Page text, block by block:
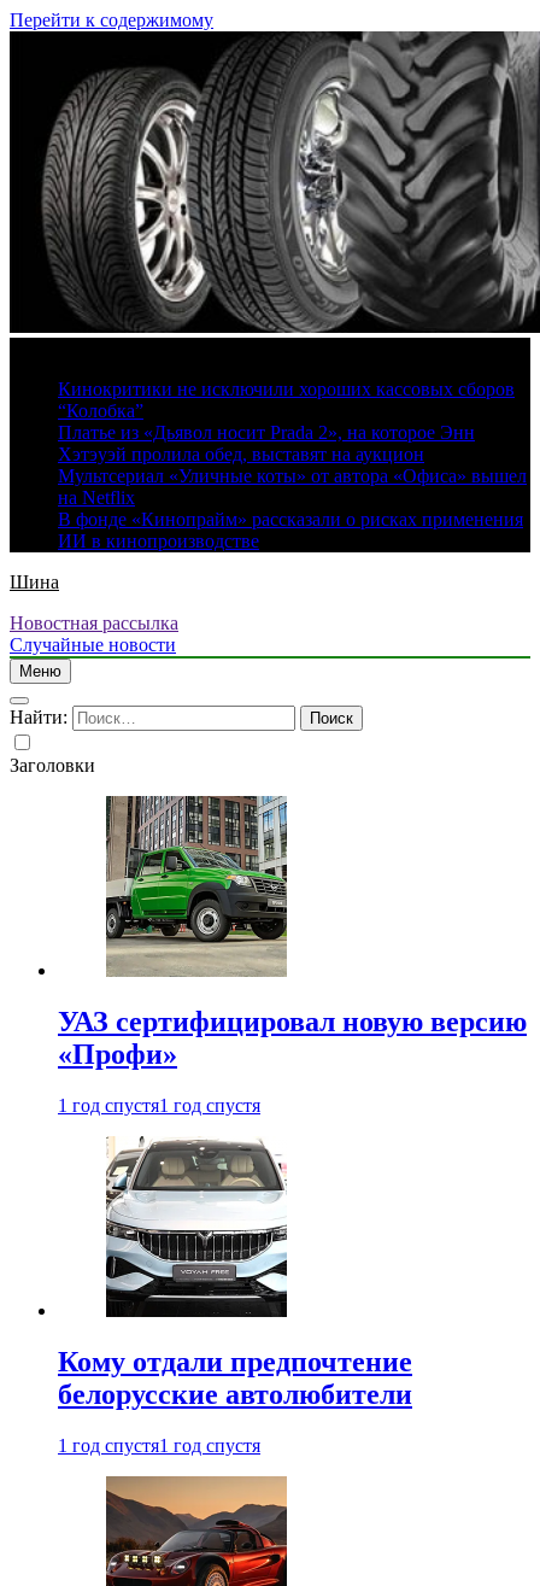
Перейти к содержимому
Кинокритики не исключили хороших кассовых сборов
“Колобка”
Платье из «Дьявол носит Prada 2», на которое Энн
Хэтэуэй пролила обед, выставят на аукцион
Мультсериал «Уличные коты» от автора «Офиса» вышел
на Netflix
В фонде «Кинопрайм» рассказали о рисках применения
ИИ в кинопроизводстве
Шина
Новостная рассылка
Случайные новости
Меню
Найти:
Заголовки
УАЗ сертифицировал новую версию
«Профи»
1 год спустя1 год спустя
Кому отдали предпочтение
белорусские автолюбители
1 год спустя1 год спустя